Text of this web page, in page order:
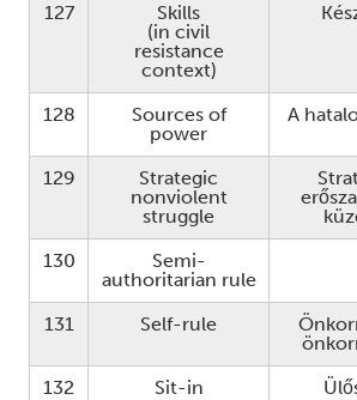
127
Skills
(in civil
resistance
context)
128
Sources of
power
A
129
Strategic
nonviolent
struggle
130
Semi-
authoritarian rule
131
Self-rule
132
Sit-in